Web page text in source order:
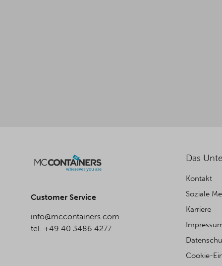
Customer Service
info@mccontainers.com
tel. +49 40 3486 4277
Das
Kontakt
Soziale
Karriere
Cookie-